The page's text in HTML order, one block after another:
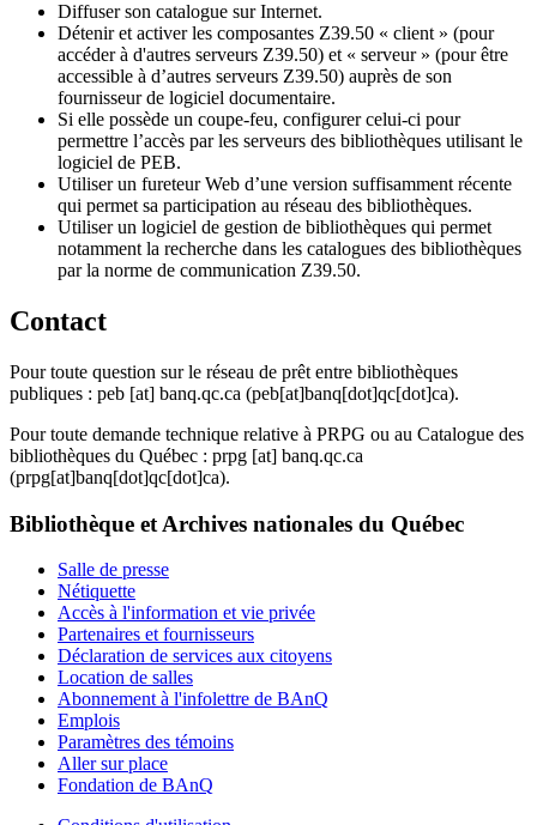
Diffuser son catalogue sur Internet.
Détenir et activer les composantes Z39.50 « client » (pour
accéder à d'autres serveurs Z39.50) et « serveur » (pour être
accessible à d’autres serveurs Z39.50) auprès de son
fournisseur de logiciel documentaire.
Si elle possède un coupe-feu, configurer celui-ci pour
permettre l’accès par les serveurs des bibliothèques utilisant le
logiciel de PEB.
Utiliser un fureteur Web d’une version suffisamment récente
qui permet sa participation au réseau des bibliothèques.
Utiliser un logiciel de gestion de bibliothèques qui permet
notamment la recherche dans les catalogues des bibliothèques
par la norme de communication Z39.50.
Contact
Pour toute question sur le réseau de prêt entre bibliothèques
publiques : peb [at] banq.qc.ca (peb[at]banq[dot]qc[dot]ca).
Pour toute demande technique relative à PRPG ou au Catalogue des
bibliothèques du Québec : prpg [at] banq.qc.ca
(prpg[at]banq[dot]qc[dot]ca).
Bibliothèque et Archives nationales du Québec
Salle de presse
Nétiquette
Accès à l'information et vie privée
Partenaires et fournisseurs
Déclaration de services aux citoyens
Location de salles
Abonnement à l'infolettre de BAnQ
Emplois
Paramètres des témoins
Aller sur place
Fondation de BAnQ